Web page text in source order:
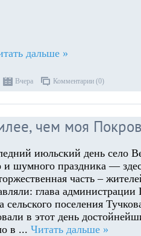
дальше »
Вчера Комментарии (0)
чем моя
июльский день село
и шумного праздника —
часть –
глава
сельского поселения
в этот день
в ... Читать дальше »